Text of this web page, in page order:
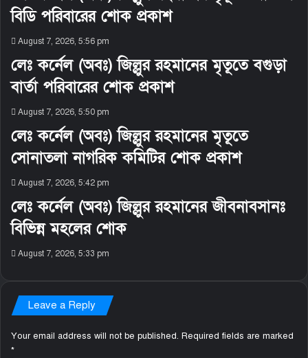
বিডি পরিবারের শোক প্রকাশ
August 7, 2026, 5:56 pm
লেঃ কর্নেল (অবঃ) জিল্লুর রহমানের মৃতূতে বগুড়া
বার্তা পরিবারের শোক প্রকাশ
August 7, 2026, 5:50 pm
লেঃ কর্নেল (অবঃ) জিল্লুর রহমানের মৃতূতে
সোনাতলা নাগরিক কমিটির শোক প্রকাশ
August 7, 2026, 5:42 pm
লেঃ কর্নেল (অবঃ) জিল্লুর রহমানের জীবনাবসানঃ
বিভিন্ন মহলের শোক
August 7, 2026, 5:33 pm
Leave a Reply
Your email address will not be published. Required fields are marked
*